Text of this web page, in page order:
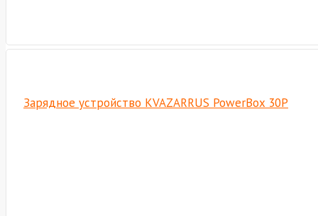
Зарядное устройство KVAZARRUS PowerBox 30P